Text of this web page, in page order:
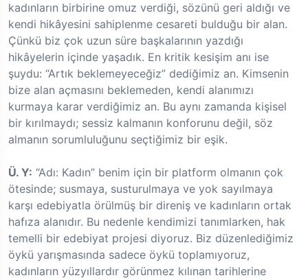
kadınların birbirine omuz verdiği, sözünü geri aldığı ve
kendi hikâyesini sahiplenme cesareti bulduğu bir alan.
Çünkü biz çok uzun süre başkalarının yazdığı
hikâyelerin içinde yaşadık. En kritik kesişim anı ise
şuydu: “Artık beklemeyeceğiz” dediğimiz an. Kimsenin
bize alan açmasını beklemeden, kendi alanımızı
kurmaya karar verdiğimiz an. Bu aynı zamanda kişisel
bir kırılmaydı; sessiz kalmanın konforunu değil, söz
almanın sorumluluğunu seçtiğimiz bir eşik.
Ü. Y: “Adı: Kadın” benim için bir platform olmanın çok
ötesinde; susmaya, susturulmaya ve yok sayılmaya
karşı edebiyatla örülmüş bir direniş ve kadınların ortak
hafıza alanıdır. Bu nedenle kendimizi tanımlarken, hak
temelli bir edebiyat projesi diyoruz. Biz düzenlediğimiz
öykü yarışmasında sadece öykü toplamıyoruz,
kadınların yüzyıllardır görünmez kılınan tarihlerine